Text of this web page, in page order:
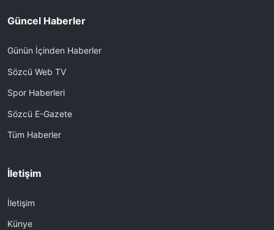
Güncel Haberler
Günün İçinden Haberler
Sözcü Web TV
Spor Haberleri
Sözcü E-Gazete
Tüm Haberler
İletişim
İletişim
Künye